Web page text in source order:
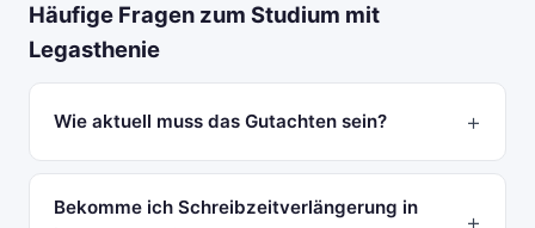
Häufige Fragen zum Studium mit
Legasthenie
Wie aktuell muss das Gutachten sein?
Bekomme ich Schreibzeitverlängerung in